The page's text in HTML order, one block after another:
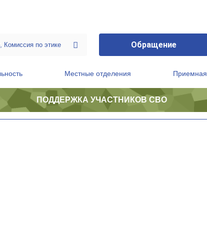
Обращение
Местные отделения Приемная
ПОДДЕРЖКА УЧАСТНИКОВ СВО